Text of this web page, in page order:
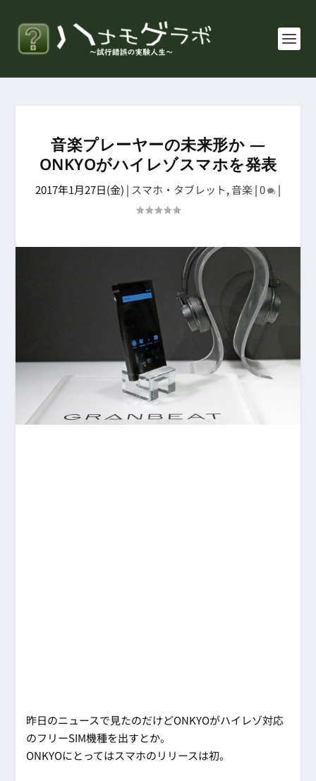
音楽プレーヤーの未来形か ―
ONKYOがハイレゾスマホを発表
2017年1月27日(金) | スマホ・タブレット, 音楽|0 |
昨日のニュースで見たのだけどONKYOがハイレゾ対応
のフリーSIM機種を出すとか。
ONKYOにとってはスマホのリリースは初。